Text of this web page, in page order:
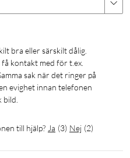
besökare från topp till tå
att du kan se exakt vem och
dig tala med besökare
om du vore där själv.
få kontakt med för t.ex.
sak när det ringer på
evighet innan telefonen
bild.
till hjälp? Ja (3) Nej (2)